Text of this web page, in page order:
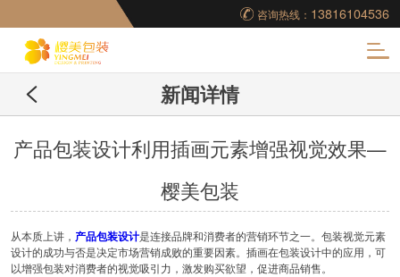
咨询热线： 13816104536
妆品包装盒工厂,高档
包装盒定制,创意包装
新闻详情
产品包装设计利用插画元素增强视觉效果—
樱美包装
从本质上讲， 产品包装设计是连接品牌和消费者的营销环节之一。包装视觉元素
设计的成功与否是决定市场营销成败的重要因素。插画在包装设计中的应用，可
以增强包装对消费者的视觉吸引力，激发购买欲望，促进商品销售。